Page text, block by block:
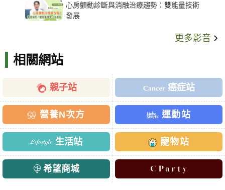
心房顫動診斷與消融治療趨勢：雙能量技術
發展
更多影音
相關網站
親子站 癌症站
營養N次方 運動站
生活站 寵物站
希望商城